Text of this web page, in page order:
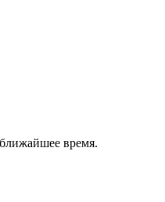
время.